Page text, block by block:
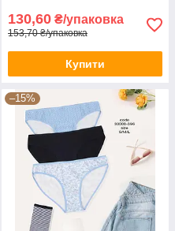
130,60 ₴/упаковка
153,70 ₴/упаковка
Купити
–15%